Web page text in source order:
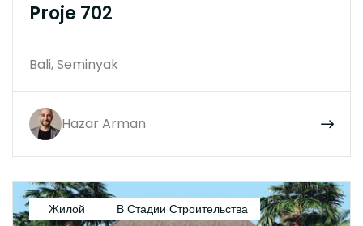
Proje 702
Bali, Seminyak
Hazar Arman
Жилой В Стадии Строительства